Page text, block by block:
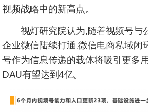
视频战略中的新高点。
视灯研究院认为,随着视频号与公
企业微信陆续打通,微信电商私域闭
号作为信息传递的载体将吸引更多
DAU有望达到4亿。